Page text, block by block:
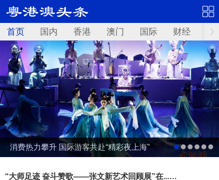
首页 国内 香港 澳门 国际 财经 资
消费热力攀升 国际游客共赴“精彩夜上海”
“大师足迹 奋斗赞歌——张文新艺术回顾展”在...…